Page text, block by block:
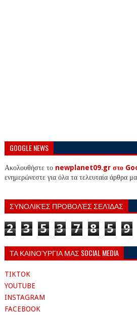
GOOGLE NEWS
Ακολουθήστε το newplanet09.gr στο
ενημερώνεστε για όλα τα τελευταία άρθρα
ΣΥΝΟΛΙΚΈΣ ΠΡΟΒΟΛΈΣ ΣΕΛΊΔΑΣ
2 3 5 3 7 8 5 9
ΤΑ ΚΑΙΝΟΎΡΓΙΑ ΜΑΣ SOCIAL MEDIA
TIKTOK
YOUTUBE
INSTAGRAM
FACEBOOK